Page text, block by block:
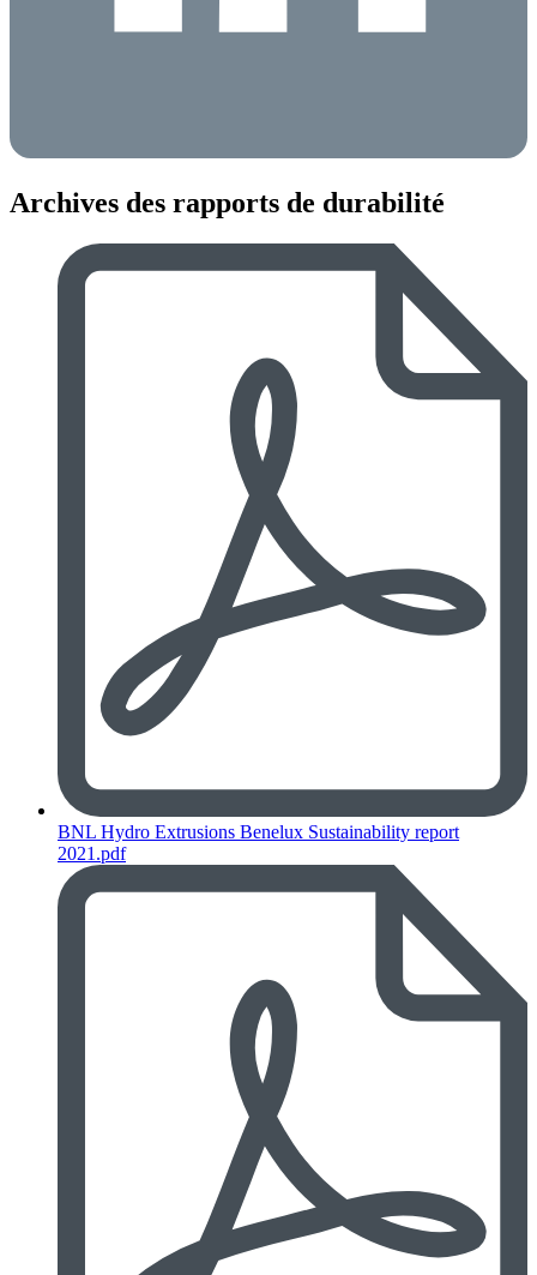
Archives des rapports de durabilité
BNL Hydro Extrusions Benelux Sustainability report
2021.pdf